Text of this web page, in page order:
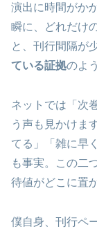
演出に時間がか
瞬に、どれだけ
と、刊行間隔が
ている証拠のよ
ネットでは「次
う声も見かけま
てる」「雑に早
も事実。この二
待値がどこに置
僕自身、刊行ペ